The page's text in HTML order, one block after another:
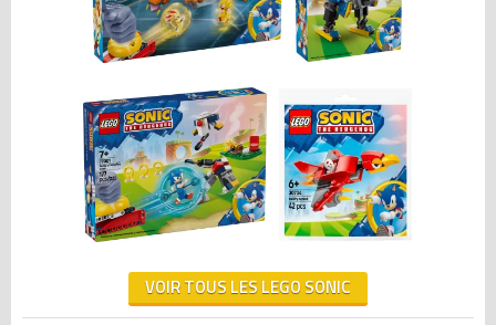
VOIR TOUS LES LEGO SONIC